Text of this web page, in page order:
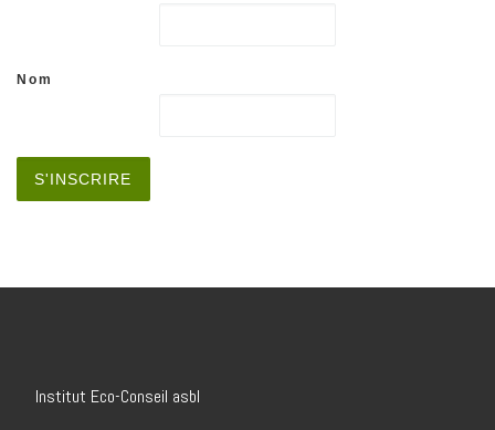
Nom
Institut Eco-Conseil asbl